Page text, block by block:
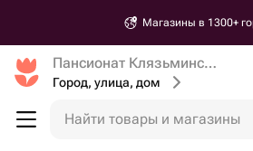
Магазины в 1300+
Пансионат Клязьминское Водохранилище
Город, улица, дом
Найти товары и магазины